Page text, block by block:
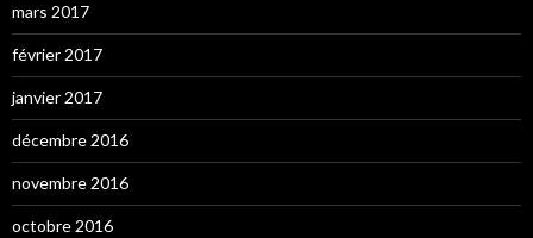
mars 2017
février 2017
janvier 2017
décembre 2016
novembre 2016
octobre 2016